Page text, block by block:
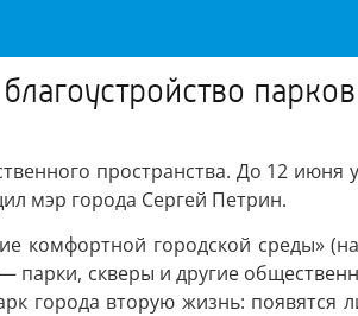
пространства. До 12 июня
мэр города Сергей Петрин.
городской среды»
скверы и другие
города вторую жизнь: